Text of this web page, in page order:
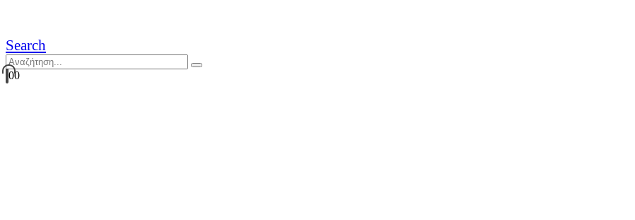
Search
00